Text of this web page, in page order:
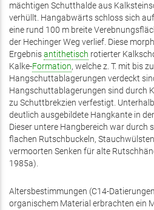
mächtigen Schutthalde aus
verhüllt. Hangabwärts schloss sich
eine rund 100 m breite
der Hechinger Weg verlief. Diese
Ergebnisantithetisch rotierter
Kalke-Formation, welche z. T. mit bis
Hangschuttablagerungen verdeckt
Hangschuttablagerungen sind durch
zu Schuttbrekzien verfestigt.
deutlich ausgebildete Hangkante in
Dieser untere Hangbereich war durch
flachen Rutschbuckeln,
vermoorten Senken für alte
1985a).
Altersbestimmungen (C14-
organischem Material erbrachten ein